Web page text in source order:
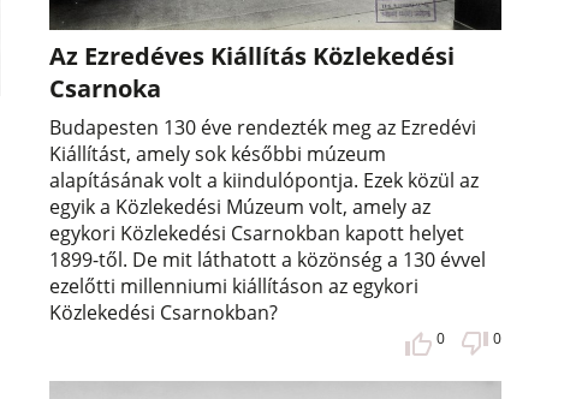
Az Ezredéves Kiállítás Közlekedési
Csarnoka
Budapesten 130 éve rendezték meg az Ezredévi
Kiállítást, amely sok későbbi múzeum
alapításának volt a kiindulópontja. Ezek közül az
egyik a Közlekedési Múzeum volt, amely az
egykori Közlekedési Csarnokban kapott helyet
1899-től. De mit láthatott a közönség a 130 évvel
ezelőtti millenniumi kiállításon az egykori
Közlekedési Csarnokban?
0 0